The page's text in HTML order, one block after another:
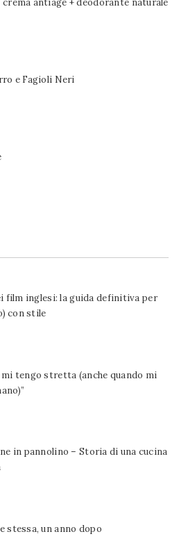
antiage + deodorante naturale
e Fagioli Neri
film inglesi: la guida definitiva per
con stile
mi tengo stretta (anche quando mi
in pannolino – Storia di una cucina
stessa, un anno dopo